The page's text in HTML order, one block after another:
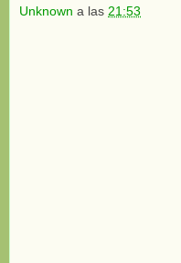
Unknown a las 21:53